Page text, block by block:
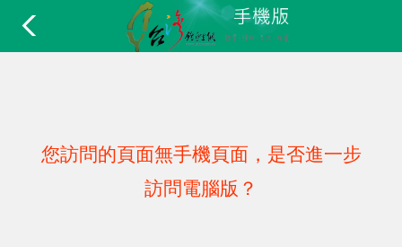
您訪問的頁面無手機頁面，是否進一步
訪問電腦版？